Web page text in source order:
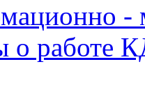
-
о работе